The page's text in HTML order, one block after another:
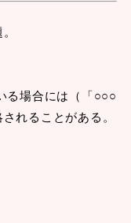
る場合には（「○○○
れることがある。